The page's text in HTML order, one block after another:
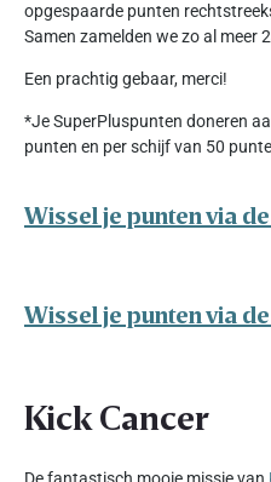
opgespaarde punten
Samen zamelden we zo al meer
Een prachtig gebaar, merci!
*Je SuperPluspunten doneren
punten en per schijf van 50
Wissel je punten via
Wissel je punten via
Kick Cancer